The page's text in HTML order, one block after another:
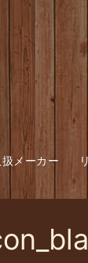
メーカー